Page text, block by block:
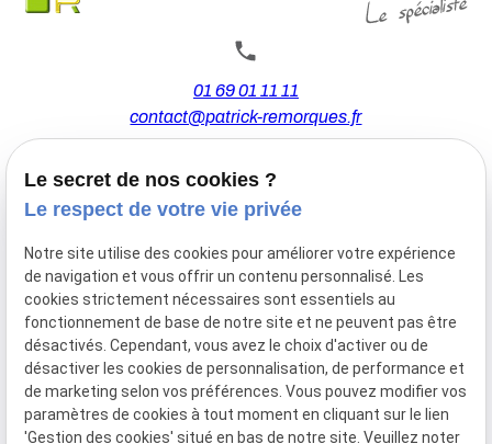
01 69 01 11 11
contact@patrick-remorques.fr
44 Avenue de la Division Leclerc
91160 BALLAINVILLIERS
Du Mardi au Samedi
De 9h00 à 12h30 et de 13h30 à 18h00
Le Lundi sur rendez-vous.
Mentions
Politique de
Gestion
Plan du
Le secret de nos cookies ?
Le respect de votre vie privée
Notre site utilise des cookies pour améliorer votre expérience
de navigation et vous offrir un contenu personnalisé. Les
cookies strictement nécessaires sont essentiels au
fonctionnement de base de notre site et ne peuvent pas être
désactivés. Cependant, vous avez le choix d'activer ou de
désactiver les cookies de personnalisation, de performance et
de marketing selon vos préférences. Vous pouvez modifier vos
paramètres de cookies à tout moment en cliquant sur le lien
'Gestion des cookies' situé en bas de notre site. Veuillez noter